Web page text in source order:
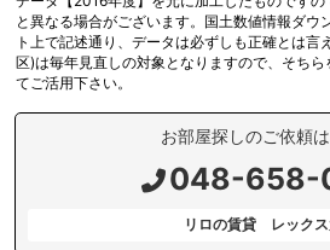
と異なる場合がございます。国土数値情報ダウ
ト上で記述通り、データは必ずしも正確とは言
区)は毎年見直しの対象となりますので、そち
てご活用下さい。
お部屋探しのご依頼
048-658-
リロの賃貸 レック